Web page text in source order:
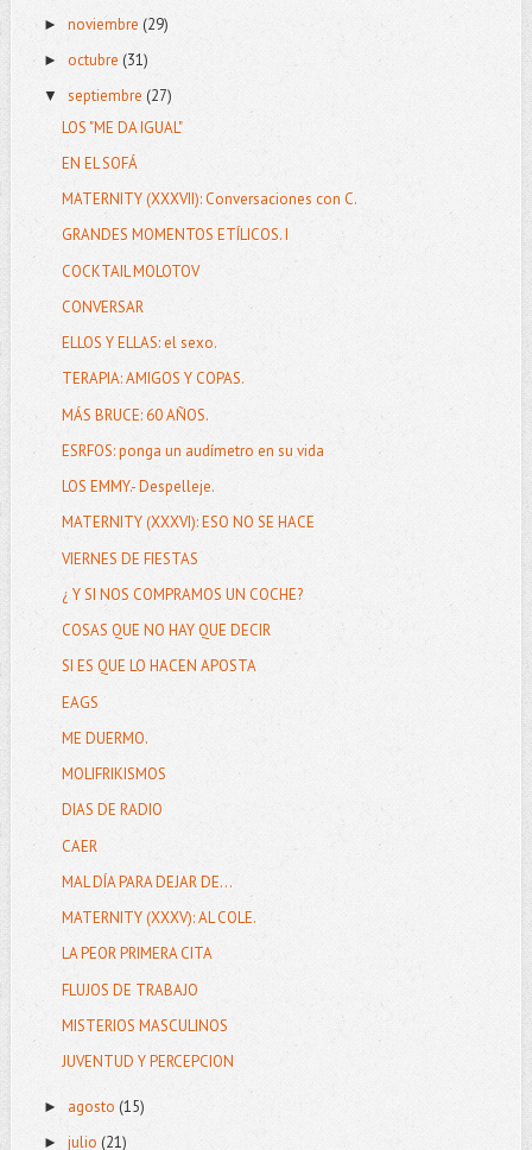
► noviembre (29)
► octubre (31)
▼ septiembre (27)
LOS "ME DA IGUAL"
EN EL SOFÁ
MATERNITY (XXXVII): Conversaciones con C.
GRANDES MOMENTOS ETÍLICOS. I
COCKTAIL MOLOTOV
CONVERSAR
ELLOS Y ELLAS: el sexo.
TERAPIA: AMIGOS Y COPAS.
MÁS BRUCE: 60 AÑOS.
ESRFOS: ponga un audímetro en su vida
LOS EMMY.- Despelleje.
MATERNITY (XXXVI): ESO NO SE HACE
VIERNES DE FIESTAS
¿ Y SI NOS COMPRAMOS UN COCHE?
COSAS QUE NO HAY QUE DECIR
SI ES QUE LO HACEN APOSTA
EAGS
ME DUERMO.
MOLIFRIKISMOS
DIAS DE RADIO
CAER
MAL DÍA PARA DEJAR DE...
MATERNITY (XXXV): AL COLE.
LA PEOR PRIMERA CITA
FLUJOS DE TRABAJO
MISTERIOS MASCULINOS
JUVENTUD Y PERCEPCION
► agosto (15)
► julio (21)